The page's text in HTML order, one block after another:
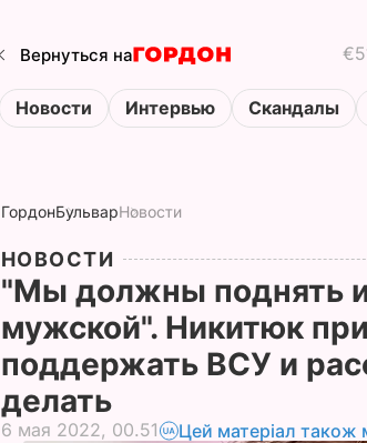
Вернуться на
Новости Интервью Скандалы
ГордонБульварНовости
НОВОСТИ
"Мы должны поднять
мужской". Никитюк
поддержать ВСУ и
делать
6 мая 2022, 00.51 Цей матеріал також